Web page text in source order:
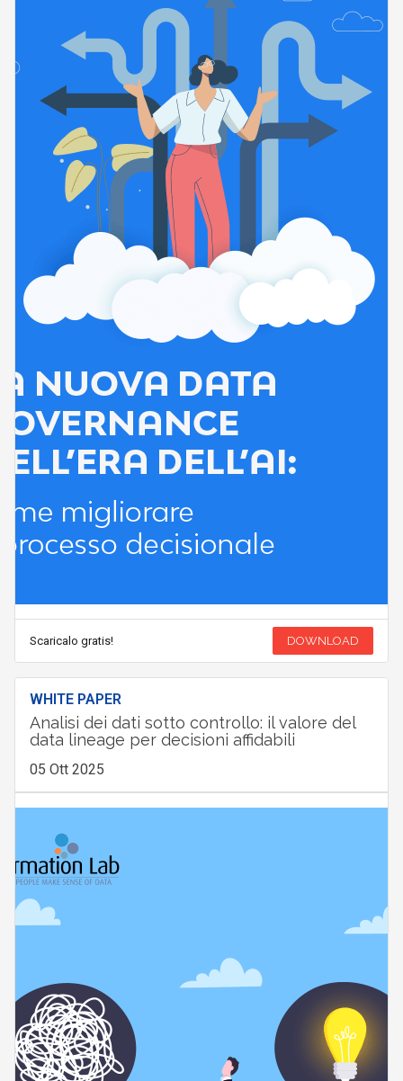
Scaricalo gratis! DOWNLOAD
WHITE PAPER
Analisi dei dati sotto controllo: il valore del
data lineage per decisioni affidabili
05 Ott 2025